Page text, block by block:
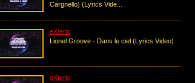
Cargnello) (Lyrics Vide...
eXterio
Lionel Groove - Dans le ciel (Lyrics Video)
eXterio